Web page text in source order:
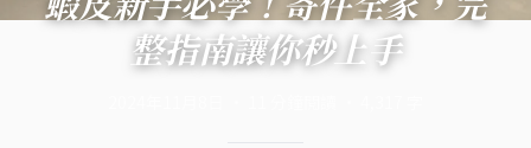
整指南讓你秒上手